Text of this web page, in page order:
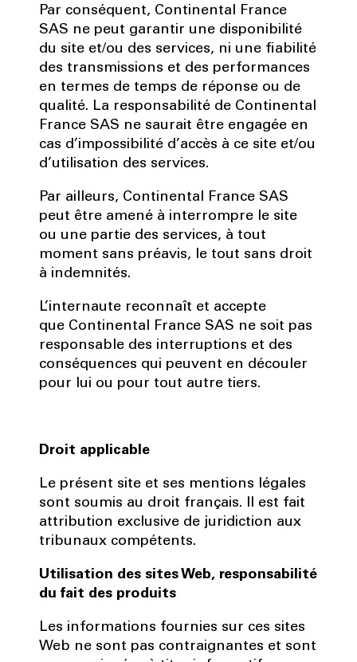
Par conséquent, Continental France
SAS ne peut garantir une disponibilité
du site et/ou des services, ni une fiabilité
des transmissions et des performances
en termes de temps de réponse ou de
qualité. La responsabilité de Continental
France SAS ne saurait être engagée en
cas d’impossibilité d’accès à ce site et/ou
d’utilisation des services.
Par ailleurs, Continental France SAS
peut être amené à interrompre le site
ou une partie des services, à tout
moment sans préavis, le tout sans droit
à indemnités.
L’internaute reconnaît et accepte
que Continental France SAS ne soit pas
responsable des interruptions et des
conséquences qui peuvent en découler
pour lui ou pour tout autre tiers.
Droit applicable
Le présent site et ses mentions légales
sont soumis au droit français. Il est fait
attribution exclusive de juridiction aux
tribunaux compétents.
Utilisation des sites Web, responsabilité
du fait des produits
Les informations fournies sur ces sites
Web ne sont pas contraignantes et sont